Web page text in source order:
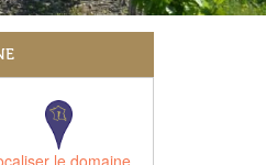
le domaine